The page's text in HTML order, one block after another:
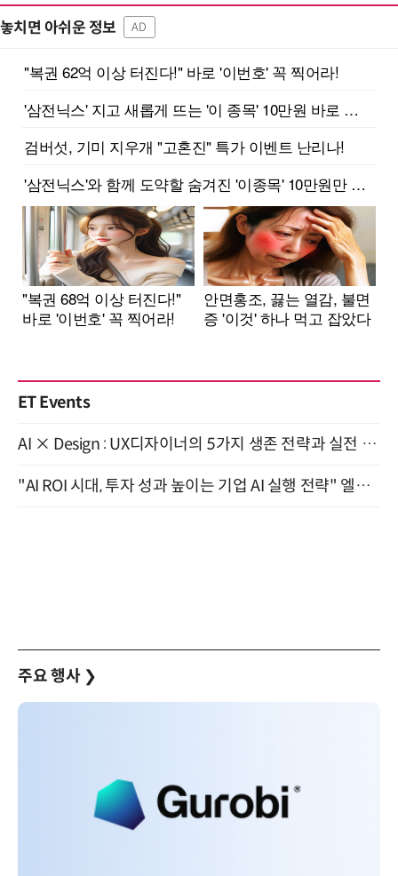
놓치면 아쉬운 정보 AD
ET Events
AI × Design : UX디자이너의 5가지 생존 전략과 실전 대응 8월 28일 개최
"AI ROI 시대, 투자 성과 높이는 기업 AI 실행 전략" 엘타워 6층 (9월 18일)
주요 행사 ❯